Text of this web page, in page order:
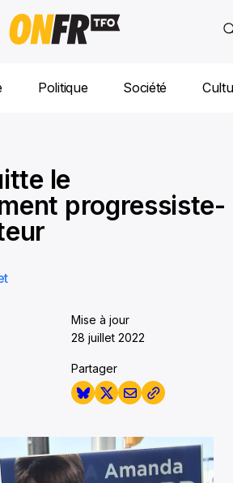
Politique Société
le
progressiste-
Mise à jour
28 juillet 2022
Partager